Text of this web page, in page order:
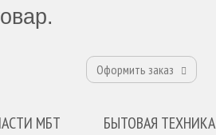
Оформить заказ
МБТ БЫТОВАЯ ТЕХНИКА